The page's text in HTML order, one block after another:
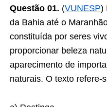
Questão 01. (VUNESP)
da Bahia até o
constituída por seres
proporcionar beleza
aparecimento de
naturais. O texto refere-